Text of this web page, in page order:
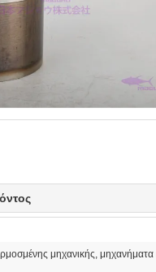
μηχανικής,